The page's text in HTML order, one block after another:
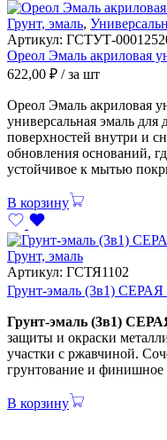
Грунт, эмаль,
Артикул: ГСТУТ-
Ореол Эмаль акриловая
622,00 ₽ / за шт
Ореол Эмаль акриловая
универсальная эмаль для
поверхностей внутри и
обновления оснований,
устойчивое к мытью
В корзину
Грунт, эмаль
Артикул: ГСТЯ1102
Грунт-эмаль (3в1) СЕРАЯ
Грунт-эмаль (3в1)
защиты и окраски
участки с ржавчиной.
грунтование и финишное
В корзину